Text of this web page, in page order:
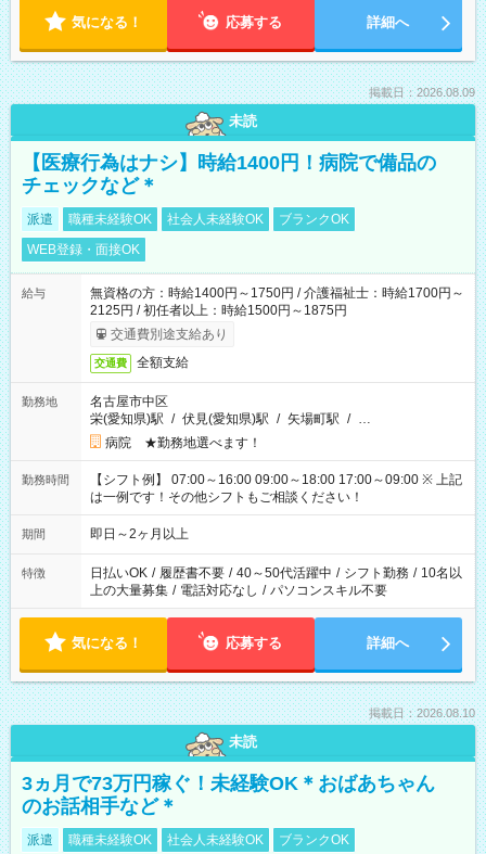
気になる！ 応募する 詳細へ
掲載日：2026.08.09
未読
【医療行為はナシ】時給1400円！病院で備品の
チェックなど＊
派遣 職種未経験OK 社会人未経験OK
ブランクOK
WEB登録・面接OK
給与
無資格の方：時給1400円～1750円 / 介護福祉士：時給1700円～
2125円 / 初任者以上：時給1500円～1875円
交通費別途支給あり
交通費 全額支給
勤務地
名古屋市中区
栄(愛知県)駅 / 伏見(愛知県)駅 / 矢場町駅 / …
病院 ★勤務地選べます！
勤務時間
【シフト例】 07:00～16:00 09:00～18:00 17:00～09:00 ※ 上記
は一例です！その他シフトもご相談ください！
期間 即日～2ヶ月以上
特徴 日払いOK / 履歴書不要 / 40～50代活躍中 / シフト勤務 / 10名以
上の大量募集 / 電話対応なし / パソコンスキル不要
気になる！ 応募する 詳細へ
掲載日：2026.08.10
未読
3ヵ月で73万円稼ぐ！未経験OK＊おばあちゃん
のお話相手など＊
派遣 職種未経験OK 社会人未経験OK
ブランクOK